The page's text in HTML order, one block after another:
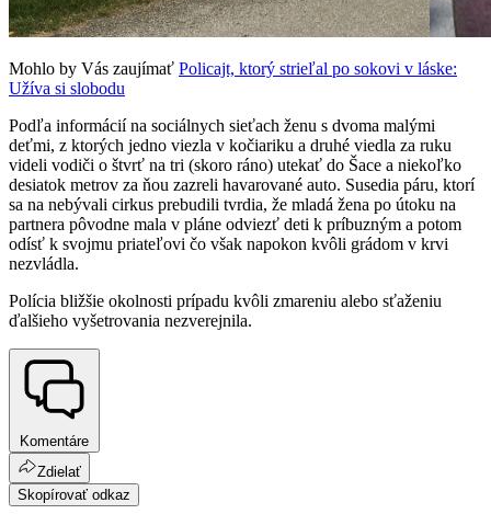
Mohlo by Vás zaujímať Policajt, ktorý strieľal po sokovi v láske:
Užíva si slobodu
Podľa informácií na sociálnych sieťach ženu s dvoma malými
deťmi, z ktorých jedno viezla v kočiariku a druhé viedla za ruku
videli vodiči o štvrť na tri (skoro ráno) utekať do Šace a niekoľko
desiatok metrov za ňou zazreli havarované auto. Susedia páru, ktorí
sa na nebývali cirkus prebudili tvrdia, že mladá žena po útoku na
partnera pôvodne mala v pláne odviezť deti k príbuzným a potom
odísť k svojmu priateľovi čo však napokon kvôli grádom v krvi
nezvládla.
Polícia bližšie okolnosti prípadu kvôli zmareniu alebo sťaženiu
ďalšieho vyšetrovania nezverejnila.
Komentáre
Zdielať
Skopírovať odkaz